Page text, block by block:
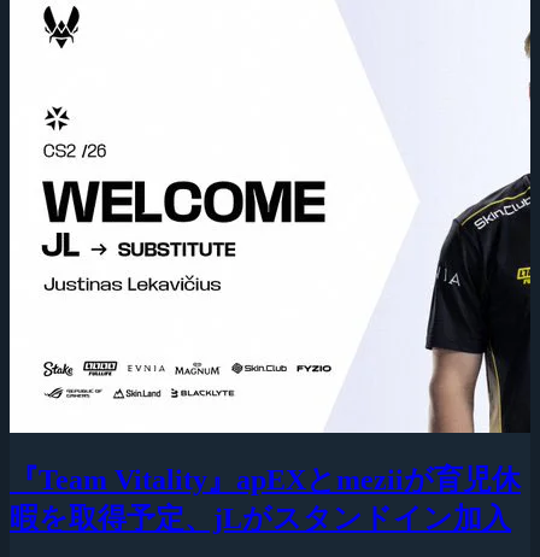
『Team Vitality』apEXとmeziiが育児休
暇を取得予定、jLがスタンドイン加入